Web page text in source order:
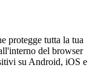
protegge tutta la tua
del browser
su Android, iOS e